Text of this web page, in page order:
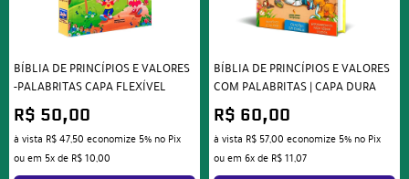
BÍBLIA DE PRINCÍPIOS E VALORES
-PALABRITAS CAPA FLEXÍVEL
R$ 50,00
à vista R$ 47,50 economize 5% no Pix
ou em 5xde R$ 10,00
BÍBLIA DE PRINCÍPIOS E VALORES
COM PALABRITAS | CAPA DURA
R$ 60,00
à vista R$ 57,00 economize 5% no Pix
ou em 6xde R$ 11,07